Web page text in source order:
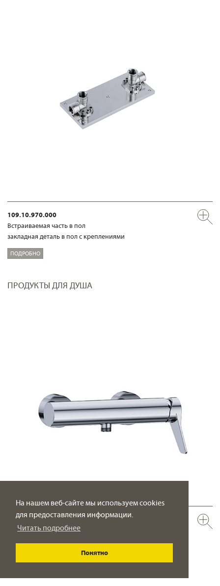
На нашем веб-сайте мы используем cookies
для предоставления информации.
Читать подробнее
Понятно
109.10.970.000
Встраиваемая часть в пол
закладная деталь в пол с креплениями
ПОДРОБНО
ПРОДУКТЫ ДЛЯ ДУША
633.20.600.xxx НОВИНКА
Смеситель для душа ½“